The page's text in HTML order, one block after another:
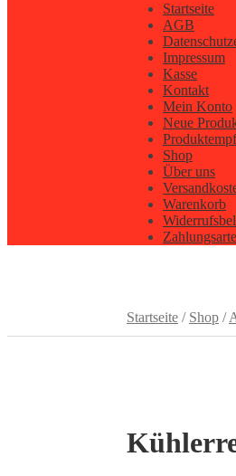
Startseite
AGB
Impressum
Kasse
Kontakt
Mein Konto
Neue
Shop
Über uns
Warenkorb
Startseite / Shop /